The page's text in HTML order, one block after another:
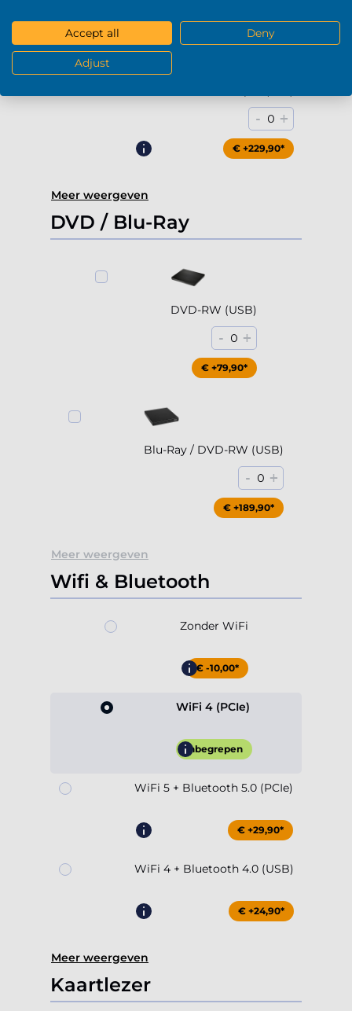
- 0 +
€ +229,90*
Meer weergeven
DVD / Blu-Ray
DVD-RW (USB)
- 0 +
€ +79,90*
Blu-Ray / DVD-RW (USB)
- 0 +
€ +189,90*
Meer weergeven
Wifi & Bluetooth
Zonder WiFi
€ -10,00*
WiFi 4 (PCIe)
Inbegrepen
WiFi 5 + Bluetooth 5.0 (PCIe)
€ +29,90*
WiFi 4 + Bluetooth 4.0 (USB)
€ +24,90*
Meer weergeven
Kaartlezer
Accept all Deny
Adjust